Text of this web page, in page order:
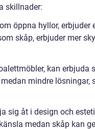
skillnader:
öppna hyllor, erbjuder
skåp, erbjuder mer
kan erbjuda
mindre lösningar,
sig åt i design och
medan skåp kan